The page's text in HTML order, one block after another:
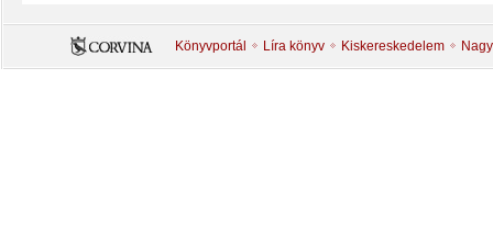
Könyvportál Líra könyv Kiskereskedelem